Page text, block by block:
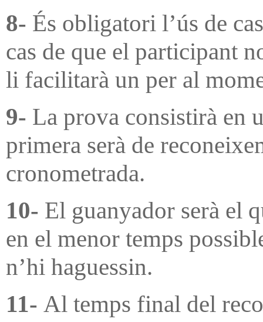
8- És obligatori l’ús de
cas de que el participant
li facilitarà un per al
9- La prova consistirà en
primera serà de
cronometrada.
10- El guanyador serà el
en el menor temps
n’hi haguessin.
11- Al temps final del